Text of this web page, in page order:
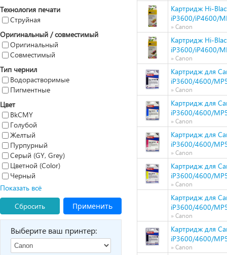
Технология печати
Струйная
Оригинальный / совместимый
Оригинальный
Совместимый
Тип чернил
Водорастворимые
Пигментные
Цвет
BkCMY
Голубой
Желтый
Пурпурный
Серый (GY, Grey)
Цветной (Color)
Черный
Показать всё
Сбросить
Применить
Выберите ваш принтер:
Картридж Hi-
iP3600/iP4600/
» Canon
Картридж Hi-
iP3600/iP4600/
» Canon
Картридж для
iP3600/4600/
» Canon
Картридж для
iP3600/4600/
» Canon
Картридж для
iP3600/4600/
» Canon
Картридж для
iP3600/4600/
» Canon
Картридж для
iP3600/4600/
» Canon
Картридж для
iP3600/4600/
» Canon